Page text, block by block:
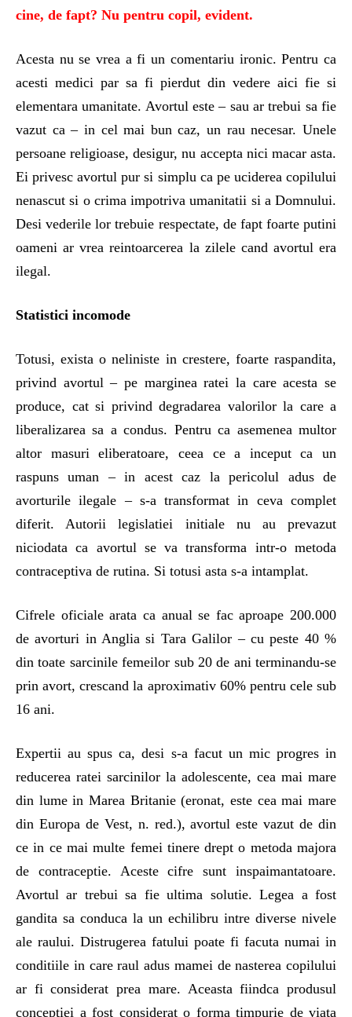
cine, de fapt? Nu pentru copil, evident.
Acesta nu se vrea a fi un comentariu ironic. Pentru ca
acesti medici par sa fi pierdut din vedere aici fie si
elementara umanitate. Avortul este – sau ar trebui sa fie
vazut ca – in cel mai bun caz, un rau necesar. Unele
persoane religioase, desigur, nu accepta nici macar asta.
Ei privesc avortul pur si simplu ca pe uciderea copilului
nenascut si o crima impotriva umanitatii si a Domnului.
Desi vederile lor trebuie respectate, de fapt foarte putini
oameni ar vrea reintoarcerea la zilele cand avortul era
ilegal.
Statistici incomode
Totusi, exista o neliniste in crestere, foarte raspandita,
privind avortul – pe marginea ratei la care acesta se
produce, cat si privind degradarea valorilor la care a
liberalizarea sa a condus. Pentru ca asemenea multor
altor masuri eliberatoare, ceea ce a inceput ca un
raspuns uman – in acest caz la pericolul adus de
avorturile ilegale – s-a transformat in ceva complet
diferit. Autorii legislatiei initiale nu au prevazut
niciodata ca avortul se va transforma intr-o metoda
contraceptiva de rutina. Si totusi asta s-a intamplat.
Cifrele oficiale arata ca anual se fac aproape 200.000
de avorturi in Anglia si Tara Galilor – cu peste 40 %
din toate sarcinile femeilor sub 20 de ani terminandu-se
prin avort, crescand la aproximativ 60% pentru cele sub
16 ani.
Expertii au spus ca, desi s-a facut un mic progres in
reducerea ratei sarcinilor la adolescente, cea mai mare
din lume in Marea Britanie (eronat, este cea mai mare
din Europa de Vest, n. red.), avortul este vazut de din
ce in ce mai multe femei tinere drept o metoda majora
de contraceptie. Aceste cifre sunt inspaimantatoare.
Avortul ar trebui sa fie ultima solutie. Legea a fost
gandita sa conduca la un echilibru intre diverse nivele
ale raului. Distrugerea fatului poate fi facuta numai in
conditiile in care raul adus mamei de nasterea copilului
ar fi considerat prea mare. Aceasta fiindca produsul
conceptiei a fost considerat o forma timpurie de viata